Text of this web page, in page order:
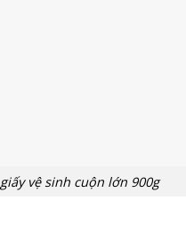
giấy vệ sinh cuộn lớn 900g